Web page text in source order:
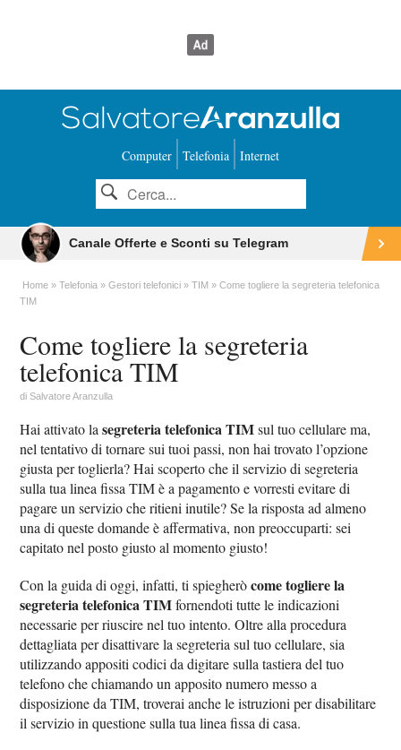
Computer Telefonia Internet
Canale Offerte e Sconti su Telegram
Home Telefonia Gestori telefonici TIM
Come togliere la segreteria telefonica
TIM
Come togliere la segreteria
telefonica TIM
diSalvatore Aranzulla
Hai attivato lasegreteria telefonica TIMsul tuo cellulare ma,
nel tentativo di tornare sui tuoi passi, non hai trovato l’opzione
giusta per toglierla? Hai scoperto che il servizio di segreteria
sulla tua linea fissa TIM è a pagamento e vorresti evitare di
pagare un servizio che ritieni inutile? Se la risposta ad almeno
una di queste domande è affermativa, non preoccuparti: sei
capitato nel posto giusto al momento giusto!
Con la guida di oggi, infatti, ti spiegheròcome togliere la
segreteria telefonica TIMfornendoti tutte le indicazioni
necessarie per riuscire nel tuo intento. Oltre alla procedura
dettagliata per disattivare la segreteria sul tuo cellulare, sia
utilizzando appositi codici da digitare sulla tastiera del tuo
telefono che chiamando un apposito numero messo a
disposizione da TIM, troverai anche le istruzioni per disabilitare
il servizio in questione sulla tua linea fissa di casa.